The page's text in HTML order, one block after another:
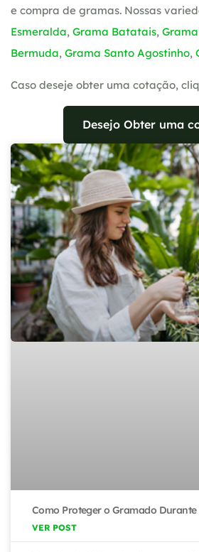
e compra de gramas. Nossas
Esmeralda, Grama Batatais,
Bermuda, Grama Santo Agostinho,
Caso deseje obter uma cotação,
Desejo Obter uma
Como Proteger o Gramado
VER POST